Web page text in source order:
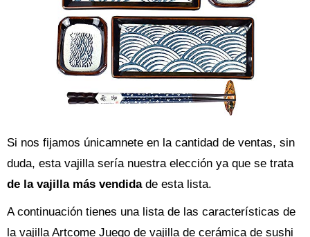
Si nos fijamos únicamnete en la cantidad de ventas, sin
duda, esta vajilla sería nuestra elección ya que se trata
de la vajilla más vendidade esta lista.
A continuación tienes una lista de las características de
la vajilla Artcome Juego de vajilla de cerámica de sushi